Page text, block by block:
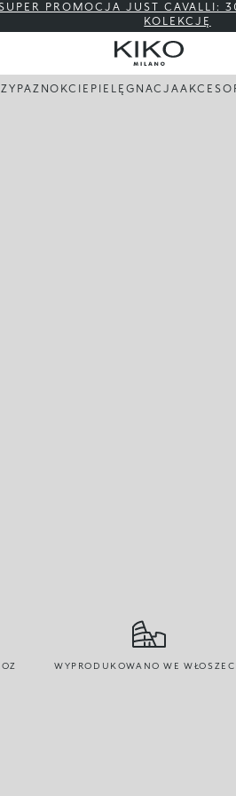
SUPER PROMOCJA JUST CAVALLI:
KOLEKCJĘ
PAZNOKCIE PIELĘGNACJA
WYPRODUKOWANO WE